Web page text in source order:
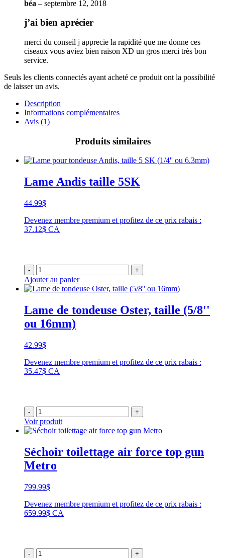
béa – septembre 12, 2018
j’ai bien aprécier
merci du conseil j apprecie la rapidité que me donne ces
ciseaux vous aviez bien raison XD un gros merci très bon
service.
Seuls les clients connectés ayant acheté ce produit ont la possibilité
de laisser un avis.
Description
Informations complémentaires
Avis (1)
Produits similaires
Lame Andis taille 5SK
44.99$
Devenez membre premium et profitez de ce prix rabais :
37.12$ CA
- +
Ajouter au panier
Lame de tondeuse Oster, taille (5/8''
ou 16mm)
42.99$
Devenez membre premium et profitez de ce prix rabais :
35.47$ CA
- +
Voir produit
Séchoir toilettage air force top gun
Metro
799.99$
Devenez membre premium et profitez de ce prix rabais :
659.99$ CA
- +